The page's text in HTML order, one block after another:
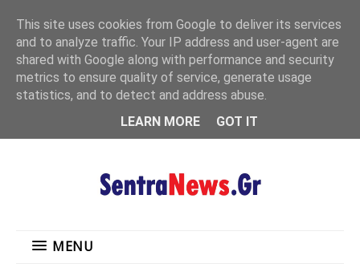
MENU
MENU
This site uses cookies from Google to deliver its services
and to analyze traffic. Your IP address and user-agent are
shared with Google along with performance and security
metrics to ensure quality of service, generate usage
statistics, and to detect and address abuse.
LEARN MORE
GOT IT